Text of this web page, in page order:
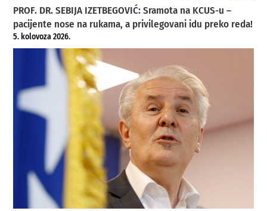
PROF. DR. SEBIJA IZETBEGOVIĆ: Sramota na KCUS-u –
pacijente nose na rukama, a privilegovani idu preko reda!
5. kolovoza 2026.